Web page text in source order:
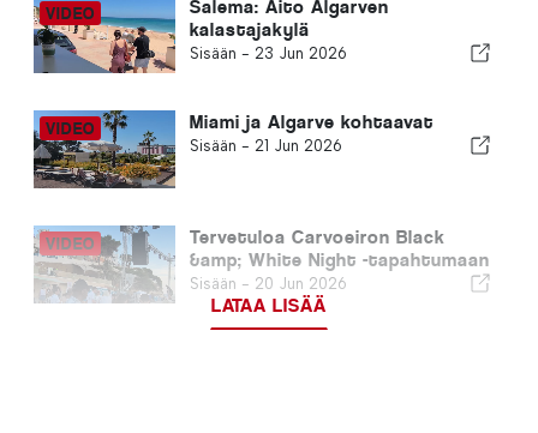
Salema: Aito Algarven
kalastajakylä
Sisään - 23 Jun 2026
Miami ja Algarve kohtaavat
Sisään - 21 Jun 2026
Tervetuloa Carvoeiron Black
&amp; White Night -tapahtumaan
Sisään - 20 Jun 2026
LATAA LISÄÄ